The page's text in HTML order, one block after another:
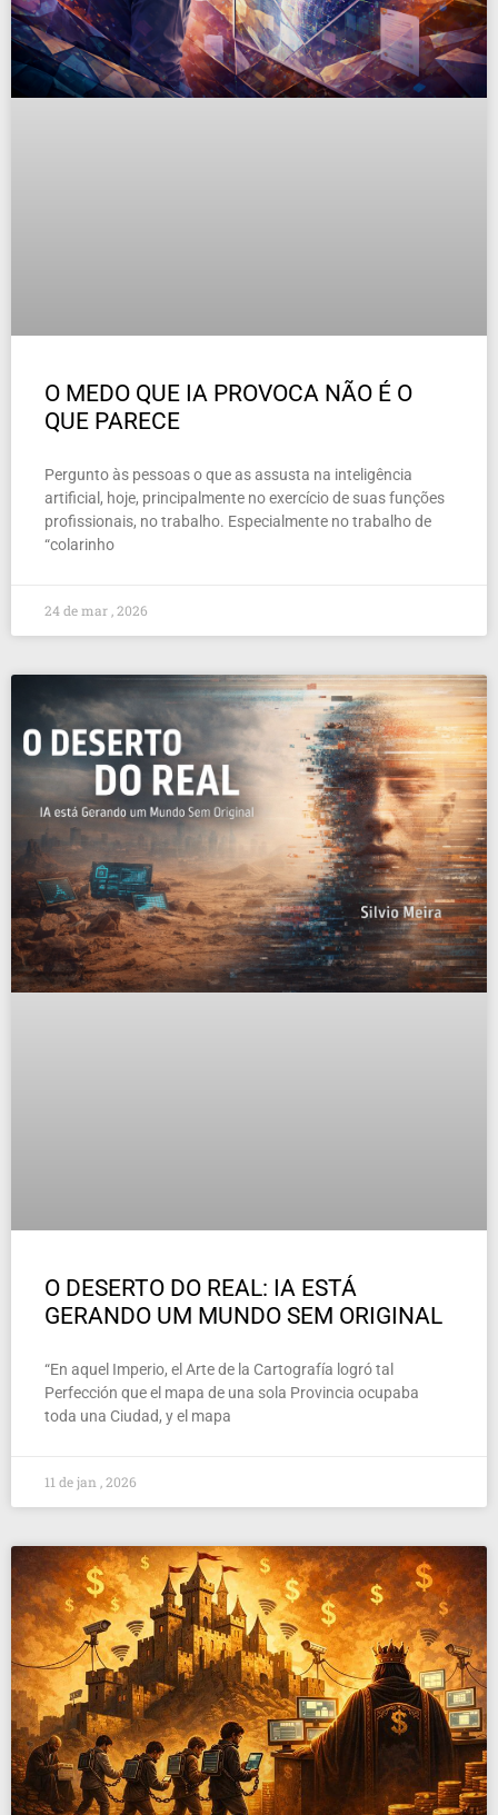
O MEDO QUE IA PROVOCA NÃO É O
QUE PARECE
Pergunto às pessoas o que as assusta na inteligência
artificial, hoje, principalmente no exercício de suas funções
profissionais, no trabalho. Especialmente no trabalho de
“colarinho
24 de mar , 2026
O DESERTO DO REAL: IA ESTÁ
GERANDO UM MUNDO SEM ORIGINAL
“En aquel Imperio, el Arte de la Cartografía logró tal
Perfección que el mapa de una sola Provincia ocupaba
toda una Ciudad, y el mapa
11 de jan , 2026